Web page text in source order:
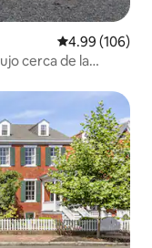
Calificación
4.99 (106)
cerca de la